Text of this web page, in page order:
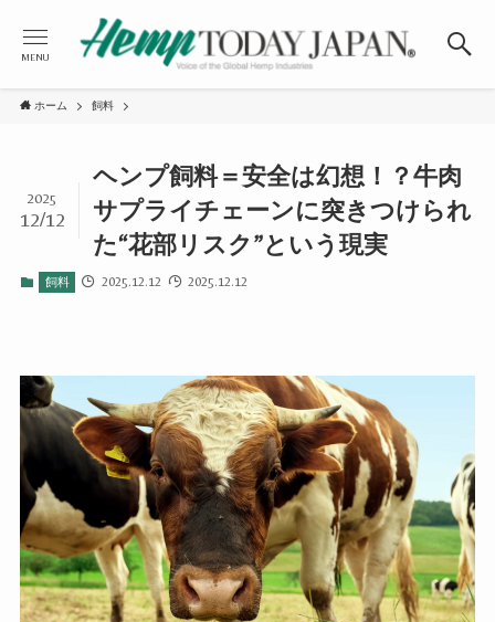
MENU
ホーム 飼料
ヘンプ飼料＝安全は幻想！？牛肉
サプライチェーンに突きつけられ
た“花部リスク”という現実
2025
12/12
飼料 2025.12.12 2025.12.12